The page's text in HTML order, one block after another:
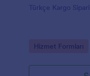
Türkçe Kargo
Go to Category:
Hizmet Formları